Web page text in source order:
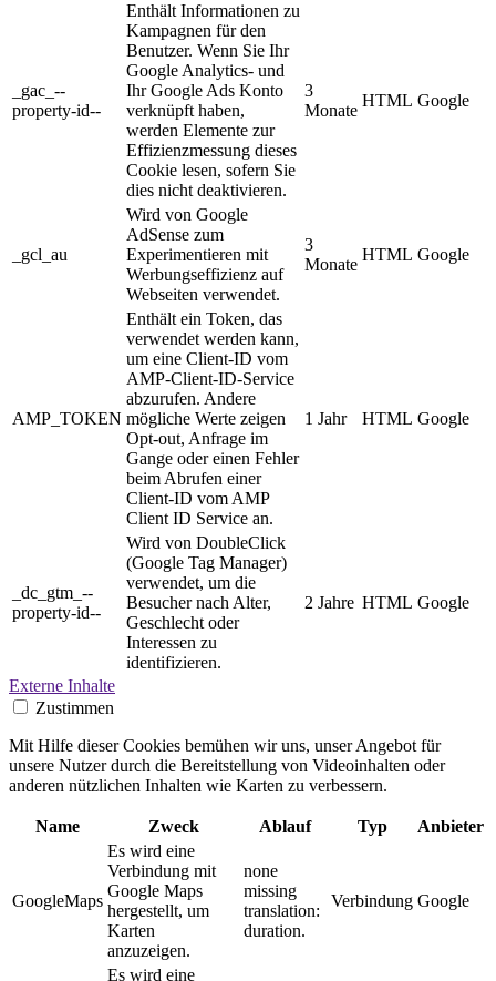
_gac_--
property-id--
Enthält Informationen zu
Kampagnen für den
Benutzer. Wenn Sie Ihr
Google Analytics- und
Ihr Google Ads Konto
verknüpft haben,
werden Elemente zur
Effizienzmessung dieses
Cookie lesen, sofern Sie
dies nicht deaktivieren.
3
Monate
HTML Google
_gcl_au
Wird von Google
AdSense zum
Experimentieren mit
Werbungseffizienz auf
Webseiten verwendet.
3
Monate
HTML Google
AMP_TOKEN
Enthält ein Token, das
verwendet werden kann,
um eine Client-ID vom
AMP-Client-ID-Service
abzurufen. Andere
mögliche Werte zeigen
Opt-out, Anfrage im
Gange oder einen Fehler
beim Abrufen einer
Client-ID vom AMP
Client ID Service an.
1 Jahr HTML Google
_dc_gtm_--
property-id--
Wird von DoubleClick
(Google Tag Manager)
verwendet, um die
Besucher nach Alter,
Geschlecht oder
Interessen zu
identifizieren.
2 Jahre HTML Google
Externe Inhalte
Zustimmen
Mit Hilfe dieser Cookies bemühen wir uns, unser Angebot für
unsere Nutzer durch die Bereitstellung von Videoinhalten oder
anderen nützlichen Inhalten wie Karten zu verbessern.
Name Zweck Ablauf Typ Anbieter
GoogleMaps
Es wird eine
Verbindung mit
Google Maps
hergestellt, um
Karten
anzuzeigen.
none
missing
translation:
duration.
Verbindung Google
Es wird eine